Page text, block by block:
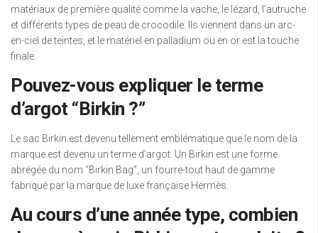
matériaux de première qualité comme la vache, le lézard, l’autruche
et différents types de peau de crocodile. Ils viennent dans un arc-
en-ciel de teintes, et le matériel en palladium ou en or est la touche
finale.
Pouvez-vous expliquer le terme
d’argot “Birkin ?”
Le sac Birkin est devenu tellement emblématique que le nom de la
marque est devenu un terme d’argot. Un Birkin est une forme
abrégée du nom “Birkin Bag”, un fourre-tout haut de gamme
fabriqué par la marque de luxe française Hermès.
Au cours d’une année type, combien